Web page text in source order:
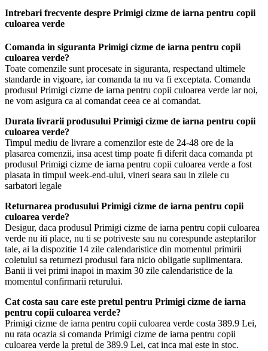
Intrebari frecvente despre Primigi cizme de iarna pentru copii
culoarea verde
Comanda in siguranta Primigi cizme de iarna pentru copii
culoarea verde?
Toate comenzile sunt procesate in siguranta, respectand ultimele
standarde in vigoare, iar comanda ta nu va fi exceptata. Comanda
produsul Primigi cizme de iarna pentru copii culoarea verde iar noi,
ne vom asigura ca ai comandat ceea ce ai comandat.
Durata livrarii produsului Primigi cizme de iarna pentru copii
culoarea verde?
Timpul mediu de livrare a comenzilor este de 24-48 ore de la
plasarea comenzii, insa acest timp poate fi diferit daca comanda pt
produsul Primigi cizme de iarna pentru copii culoarea verde a fost
plasata in timpul week-end-ului, vineri seara sau in zilele cu
sarbatori legale
Returnarea produsului Primigi cizme de iarna pentru copii
culoarea verde?
Desigur, daca produsul Primigi cizme de iarna pentru copii culoarea
verde nu iti place, nu ti se potriveste sau nu corespunde asteptarilor
tale, ai la dispozitie 14 zile calendaristice din momentul primirii
coletului sa returnezi produsul fara nicio obligatie suplimentara.
Banii ii vei primi inapoi in maxim 30 zile calendaristice de la
momentul confirmarii returului.
Cat costa sau care este pretul pentru Primigi cizme de iarna
pentru copii culoarea verde?
Primigi cizme de iarna pentru copii culoarea verde costa 389.9 Lei,
nu rata ocazia si comanda Primigi cizme de iarna pentru copii
culoarea verde la pretul de 389.9 Lei, cat inca mai este in stoc.